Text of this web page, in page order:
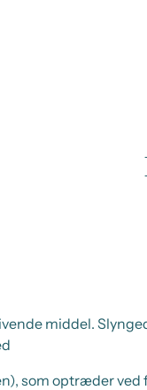
middel.
som optræder